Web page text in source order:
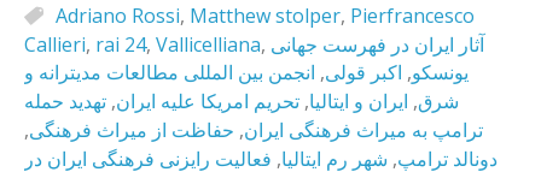
Adriano Rossi, Matthew stolper, Pierfrancesco
Callieri, rai 24, Vallicelliana, آثار ایران در فهرست جهانی
یونسکو, اکبر قولی, انجمن بین المللی مطالعات مدیترانه و
شرق, ایران و ایتالیا, تحریم امریکا علیه ایران, تهدید حمله
ترامپ به میراث فرهنگی ایران, حفاظت از میراث فرهنگی,
دونالد ترامپ, شهر رم ایتالیا, فعالیت رایزنی فرهنگی ایران در